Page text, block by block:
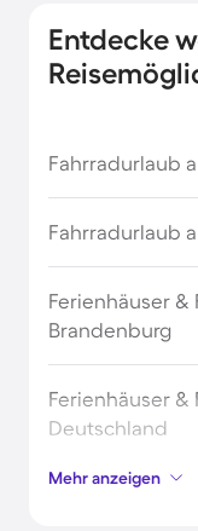
Urlaub am
Urlaub am
Urlaub am
Entdecke
Fahrradurlaub
Fahrradurlaub
Ferienhäuser &
Brandenburg
Ferienhäuser &
Deutschland
Mehr anzeigen